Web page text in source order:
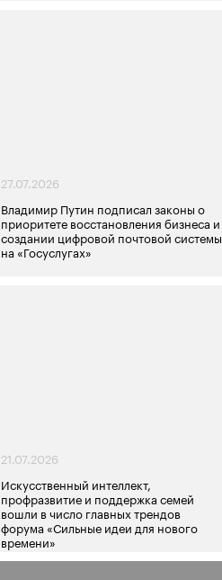
27.07.2026
Владимир Путин подписал законы о
приоритете восстановления бизнеса и
создании цифровой почтовой системы
на «Госуслугах»
21.07.2026
Искусственный интеллект,
профразвитие и поддержка семей
вошли в число главных трендов
форума «Сильные идеи для нового
времени»